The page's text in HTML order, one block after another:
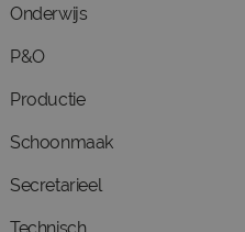
Onderwijs
P&O
Productie
Schoonmaak
Secretarieel